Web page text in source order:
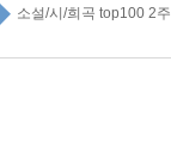
소설/시/희곡 top100 2주